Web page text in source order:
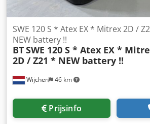
Wijchen 46 km
SWE 120 S * Atex EX * Mitrex 2D /
NEW battery !!
BTSWE 120 S * Atex EX *
2D / Z21 * NEW battery !!
Prijsinfo